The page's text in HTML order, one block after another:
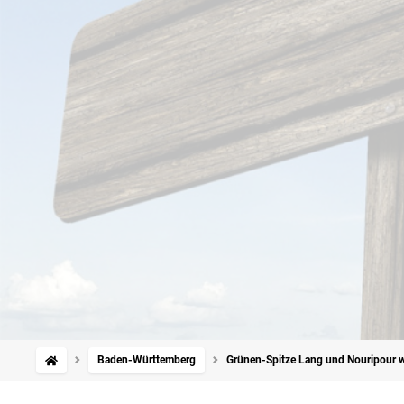
Baden-Württemberg Grünen-Spitze Lang und Nouripour